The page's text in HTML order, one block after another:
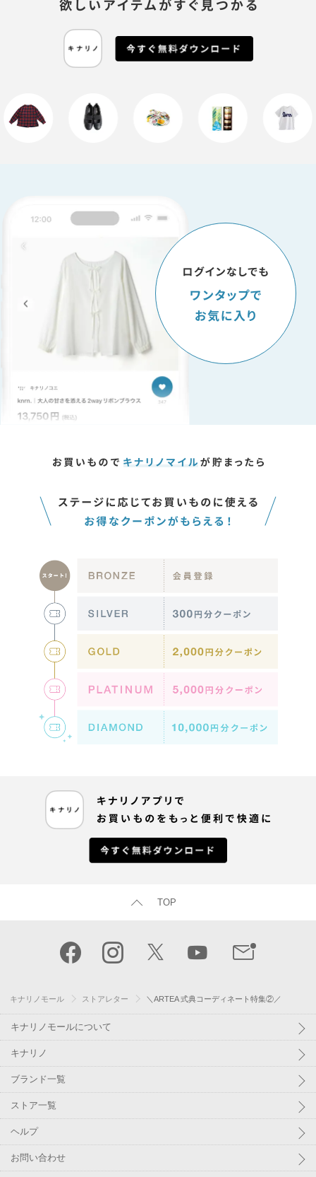
TOP
キナリノモール ストアレター ＼ARTEA 式典コーディネート特集②／
キナリノモールについて
キナリノ
ブランド一覧
ストア一覧
ヘルプ
お問い合わせ